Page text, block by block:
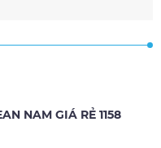
NAM GIÁ RẺ 1158